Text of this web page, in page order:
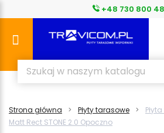
+48 730 800
Strona główna Płyty tarasowe
Matt Rect STONE 2.0 Opoczno